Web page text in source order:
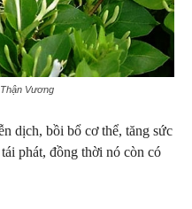
Vương
dịch, bồi bổ cơ thể, tăng sức
phát, đồng thời nó còn có